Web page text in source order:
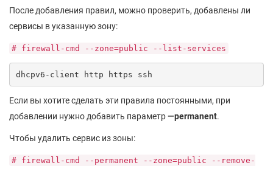
После добавления правил, можно проверить, добавлены ли
сервисы в указанную зону:
# firewall-cmd --zone=public --list-services
dhcpv6-client http https ssh
Если вы хотите сделать эти правила постоянными, при
добавлении нужно добавить параметр—permanent.
Чтобы удалить сервис из зоны:
# firewall-cmd --permanent --zone=public --remove-